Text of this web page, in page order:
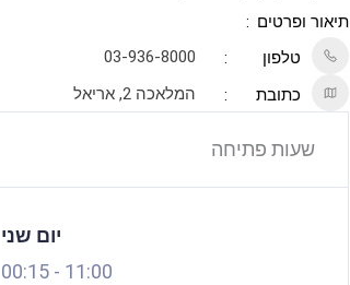
תיאור ופרטים
טלפון
03-936-8000
כתובת
המלאכה 2, אריאל
שעות פתיחה
יום שני
11:00
-
00:15